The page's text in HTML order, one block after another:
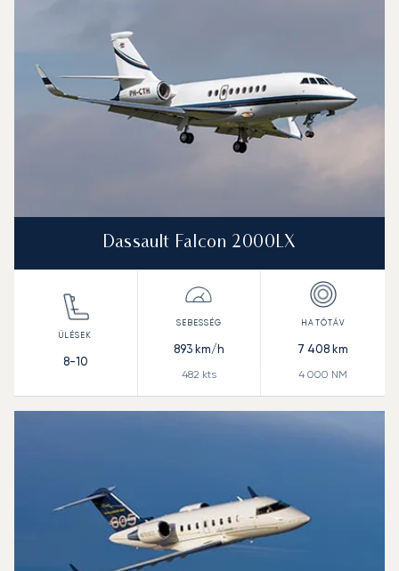
Dassault Falcon 2000LX
8-10
893km/h
482 kts
7 408 km
4 000 NM